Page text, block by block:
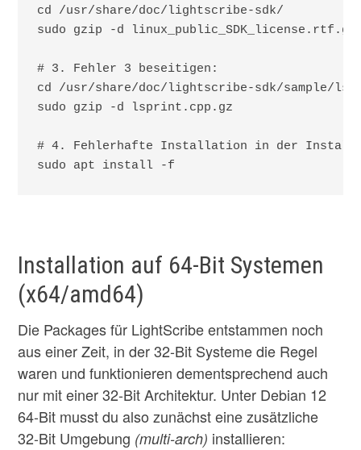
cd /usr/share/doc/lightscribe-sdk/
sudo gzip -d linux_public_SDK_license.rtf.gz
# 3. Fehler 3 beseitigen:
cd /usr/share/doc/lightscribe-sdk/sample/
sudo gzip -d lsprint.cpp.gz
# 4. Fehlerhafte Installation in der
Installation auf 64-Bit Systemen
(x64/amd64)
Die Packages für LightScribe entstammen noch
aus einer Zeit, in der 32-Bit Systeme die Regel
waren und funktionieren dementsprechend auch
nur mit einer 32-Bit Architektur. Unter Debian 12
64-Bit musst du also zunächst eine zusätzliche
32-Bit Umgebung (multi-arch) installieren: